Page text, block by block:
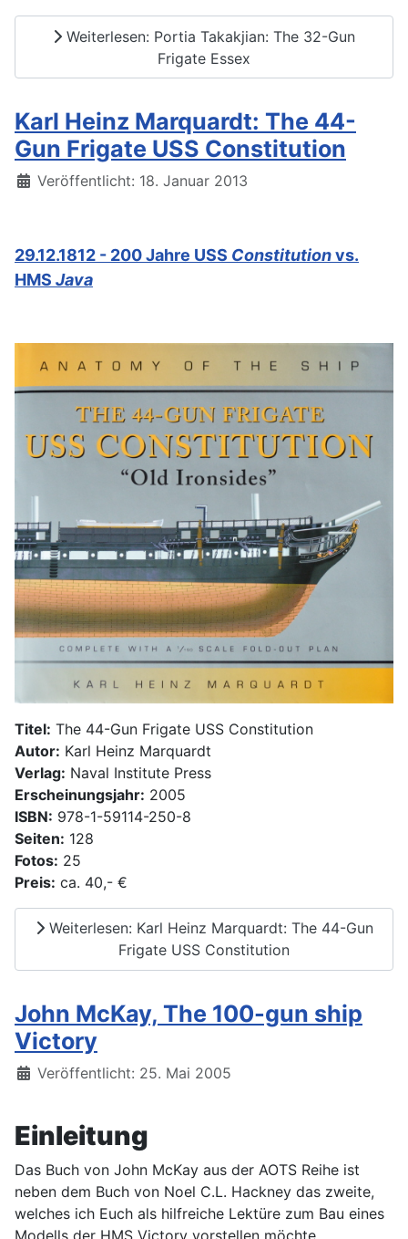
Weiterlesen: Portia Takakjian: The 32-Gun
Frigate Essex
Karl Heinz Marquardt: The 44-
Gun Frigate USS Constitution
Details
Veröffentlicht: 18. Januar 2013
29.12.1812 - 200 Jahre USS Constitutionvs.
HMS Java
Titel: The 44-Gun Frigate USS Constitution
Autor: Karl Heinz Marquardt
Verlag: Naval Institute Press
Erscheinungsjahr: 2005
ISBN: 978-1-59114-250-8
Seiten: 128
Fotos: 25
Preis: ca. 40,- €
Weiterlesen: Karl Heinz Marquardt: The 44-Gun
Frigate USS Constitution
John McKay, The 100-gun ship
Victory
Details
Veröffentlicht: 25. Mai 2005
Einleitung
Das Buch von John McKay aus der AOTS Reihe ist
neben dem Buch von Noel C.L. Hackney das zweite,
welches ich Euch als hilfreiche Lektüre zum Bau eines
Modells der HMS Victory vorstellen möchte.